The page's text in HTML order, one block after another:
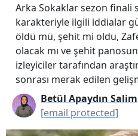
Arka Sokaklar sezon finali
karakteriyle ilgili iddialar
öldü mü, şehit mi oldu,
olacak mı ve şehit
izleyiciler tarafından
sonrası merak edilen
Betül Apaydın Salim
[email protected]